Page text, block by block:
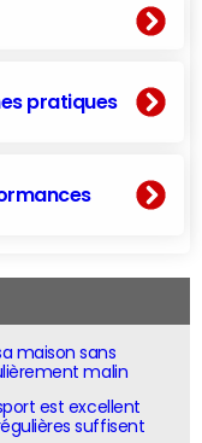
pratiques
maison sans
malin
est excellent
suffisent